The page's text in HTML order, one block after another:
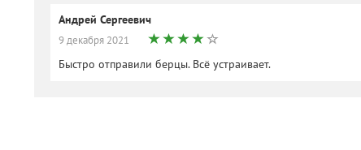
Андрей Сергеевич
9 декабря 2021
Быстро отправили берцы. Всё устраивает.